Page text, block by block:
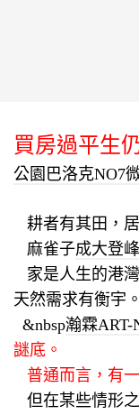
買房過平生
公園巴洛克NO7
耕者有其田，
麻雀子成大登峰
家是人生的港
天然需求有衡宇。
&nbsp瀚霖ART-
謎底。
普通而言，有
但在某些情形